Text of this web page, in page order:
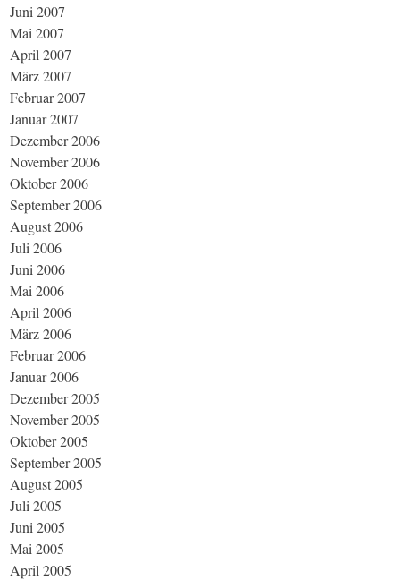
Juni 2007
Mai 2007
April 2007
März 2007
Februar 2007
Januar 2007
Dezember 2006
November 2006
Oktober 2006
September 2006
August 2006
Juli 2006
Juni 2006
Mai 2006
April 2006
März 2006
Februar 2006
Januar 2006
Dezember 2005
November 2005
Oktober 2005
September 2005
August 2005
Juli 2005
Juni 2005
Mai 2005
April 2005